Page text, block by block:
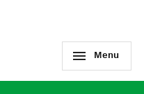
Menu